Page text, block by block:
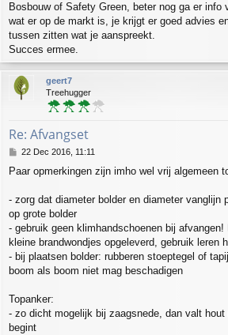
Bosbouw of Safety Green, beter nog ga er info
wat er op de markt is, je krijgt er goed advies
tussen zitten wat je aanspreekt.
Succes ermee.
geert7
Treehugger
Re: Afvangset
P
s
22 Dec 2016, 11:11
Paar opmerkingen zijn imho wel vrij algemeen
- zorg dat diameter bolder en diameter vanglijn
op grote bolder
- gebruik geen klimhandschoenen bij
kleine brandwondjes opgeleverd, gebruik leren
- bij plaatsen bolder: rubberen stoeptegel of
boom als boom niet mag beschadigen
Topanker:
- zo dicht mogelijk bij zaagsnede, dan valt
begint